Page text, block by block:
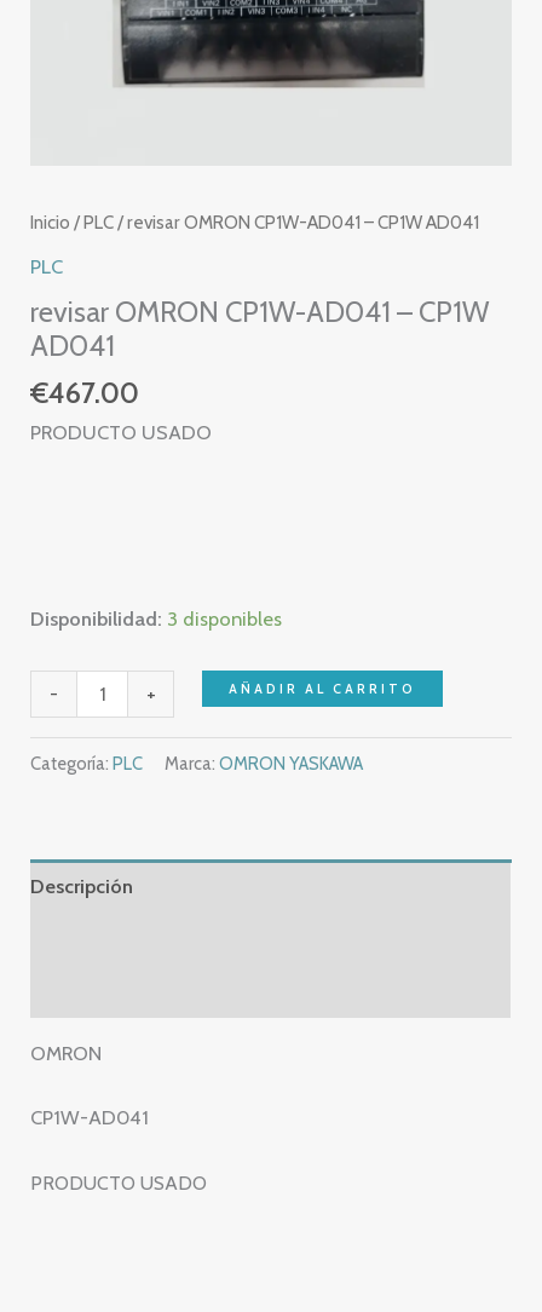
Inicio /PLC/ revisar OMRON CP1W-AD041 – CP1W AD041
PLC
revisar OMRON CP1W-AD041 – CP1W
AD041
€467.00
PRODUCTO USADO
Disponibilidad: 3 disponibles
-
OMRON
CP1W-
AD041
+ AÑADIR AL CARRITO
Categoría:PLC Marca:OMRON YASKAWA
Descripción
OMRON
CP1W-AD041
PRODUCTO USADO